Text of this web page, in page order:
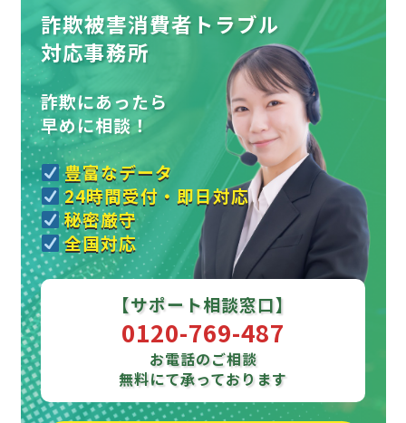
詐欺被害消費者トラブル
対応事務所
詐欺にあったら
早めに相談！
豊富なデータ
24時間受付・即日対応
秘密厳守
全国対応
【サポート相談窓口】
0120-769-487
お電話のご相談
無料にて承っております